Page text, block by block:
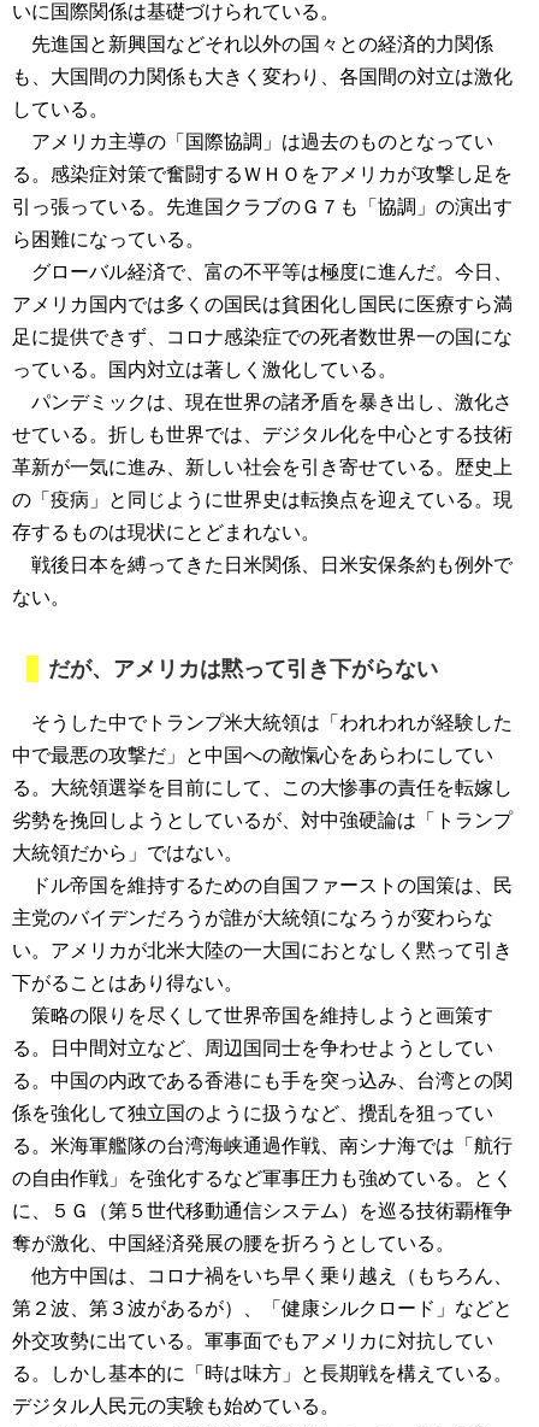
いに国際関係は基礎づけられている。
先進国と新興国などそれ以外の国々との経済的力関係
も、大国間の力関係も大きく変わり、各国間の対立は激化
している。
アメリカ主導の「国際協調」は過去のものとなってい
る。感染症対策で奮闘するＷＨＯをアメリカが攻撃し足を
引っ張っている。先進国クラブのＧ７も「協調」の演出す
ら困難になっている。
グローバル経済で、富の不平等は極度に進んだ。今日、
アメリカ国内では多くの国民は貧困化し国民に医療すら満
足に提供できず、コロナ感染症での死者数世界一の国にな
っている。国内対立は著しく激化している。
パンデミックは、現在世界の諸矛盾を暴き出し、激化さ
せている。折しも世界では、デジタル化を中心とする技術
革新が一気に進み、新しい社会を引き寄せている。歴史上
の「疫病」と同じように世界史は転換点を迎えている。現
存するものは現状にとどまれない。
戦後日本を縛ってきた日米関係、日米安保条約も例外で
ない。
だが、アメリカは黙って引き下がらない
そうした中でトランプ米大統領は「われわれが経験した
中で最悪の攻撃だ」と中国への敵愾心をあらわにしてい
る。大統領選挙を目前にして、この大惨事の責任を転嫁し
劣勢を挽回しようとしているが、対中強硬論は「トランプ
大統領だから」ではない。
ドル帝国を維持するための自国ファーストの国策は、民
主党のバイデンだろうが誰が大統領になろうが変わらな
い。アメリカが北米大陸の一大国におとなしく黙って引き
下がることはあり得ない。
策略の限りを尽くして世界帝国を維持しようと画策す
る。日中間対立など、周辺国同士を争わせようとしてい
る。中国の内政である香港にも手を突っ込み、台湾との関
係を強化して独立国のように扱うなど、攪乱を狙ってい
る。米海軍艦隊の台湾海峡通過作戦、南シナ海では「航行
の自由作戦」を強化するなど軍事圧力も強めている。とく
に、５Ｇ（第５世代移動通信システム）を巡る技術覇権争
奪が激化、中国経済発展の腰を折ろうとしている。
他方中国は、コロナ禍をいち早く乗り越え（もちろん、
第２波、第３波があるが）、「健康シルクロード」などと
外交攻勢に出ている。軍事面でもアメリカに対抗してい
る。しかし基本的に「時は味方」と長期戦を構えている。
デジタル人民元の実験も始めている。